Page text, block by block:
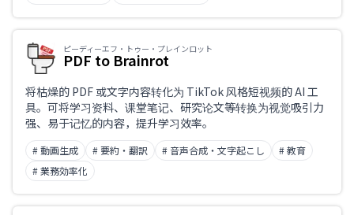
ピーディーエフ・トゥー・プレインロット
PDF to Brainrot
将枯燥的 PDF 或文字内容转化为 TikTok 风格短视频的 AI 工
具。可将学习资料、课堂笔记、研究论文等转换为视觉吸引力
强、易于记忆的内容，提升学习效率。
# 動画生成 # 要約・翻訳 # 音声合成・文字起こし
# 教育
# 業務効率化